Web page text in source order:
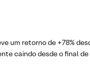
um retorno de +78%
caindo desde o final